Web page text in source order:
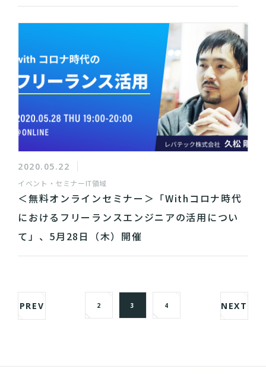
2020.05.22
イベント・セミナーIT領域
＜無料オンラインセミナー＞「Withコロナ時代
におけるフリーランスエンジニアの活用につい
て」、5月28日（木）開催
PREV 2 3 4 NEXT